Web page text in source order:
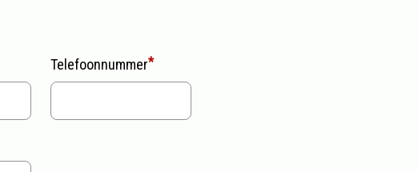
Telefoonnummer